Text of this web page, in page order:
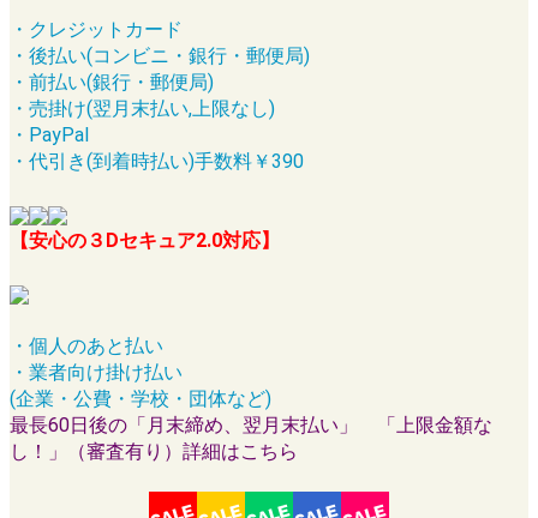
・クレジットカード
・後払い(コンビニ・銀行・郵便局)
・前払い(銀行・郵便局)
・売掛け(翌月末払い,上限なし)
・PayPal
・代引き(到着時払い)手数料￥390
【安心の３Dセキュア2.0対応】
・個人のあと払い
・業者向け掛け払い
(企業・公費・学校・団体など)
最長60日後の「月末締め、翌月末払い」 「上限金額な
し！」（審査有り）詳細はこちら